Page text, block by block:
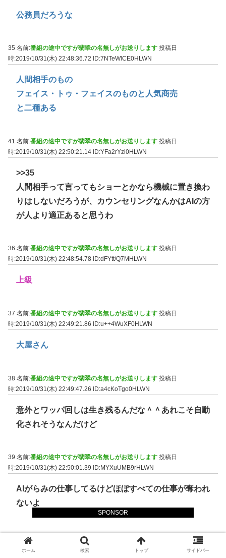
SPONSOR
公務員だろうな
35 名前:番組の途中ですが翡翠の名無しがお送りします 投稿日
時:2019/10/31(木) 22:48:36.72
ID:7NTeWlCE0HLWN
人間相手のもの
フェイス・トゥ・フェイスのものと人気商売
と二種ある
41 名前:番組の途中ですが翡翠の名無しがお送りします 投稿日
時:2019/10/31(木) 22:50:21.14 ID:YFa2rYzi0HLWN
>>35
人間相手って言ってもショーとかなら機械に置き換わ
りはしないだろうが、カウンセリングなんかはAIの方
が人より適正あると思うわ
36 名前:番組の途中ですが翡翠の名無しがお送りします 投稿日
時:2019/10/31(木) 22:48:54.78 ID:dFYtt/Q7MHLWN
上級
37 名前:番組の途中ですが翡翠の名無しがお送りします 投稿日
時:2019/10/31(木) 22:49:21.86
ID:u++4WuXF0HLWN
大屋さん
38 名前:番組の途中ですが翡翠の名無しがお送りします 投稿日
時:2019/10/31(木) 22:49:47.26 ID:a4cKoTgo0HLWN
意外とワッパ回しは生き残るんだな＾＾あれこそ自動
化されそうなんだけど
39 名前:番組の途中ですが翡翠の名無しがお送りします 投稿日
時:2019/10/31(木) 22:50:01.39
ID:MYXuUMB9rHLWN
AIがらみの仕事してるけどほぼすべての仕事が奪われ
ないよ
40 名前:番組の途中ですが翡翠の名無しがお送りします
時:2019/10/31(木) 22:50:19.34
ID:XE+CV6nSMHLWN
ホーム 検索 トップ サイドバー